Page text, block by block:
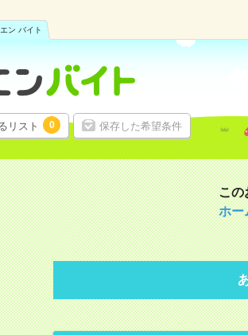
エン バイト
リスト 0 保存した希望条件
この
ホー